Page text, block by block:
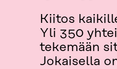
Kiitos
Yli 350
tekemään
Jokaisella